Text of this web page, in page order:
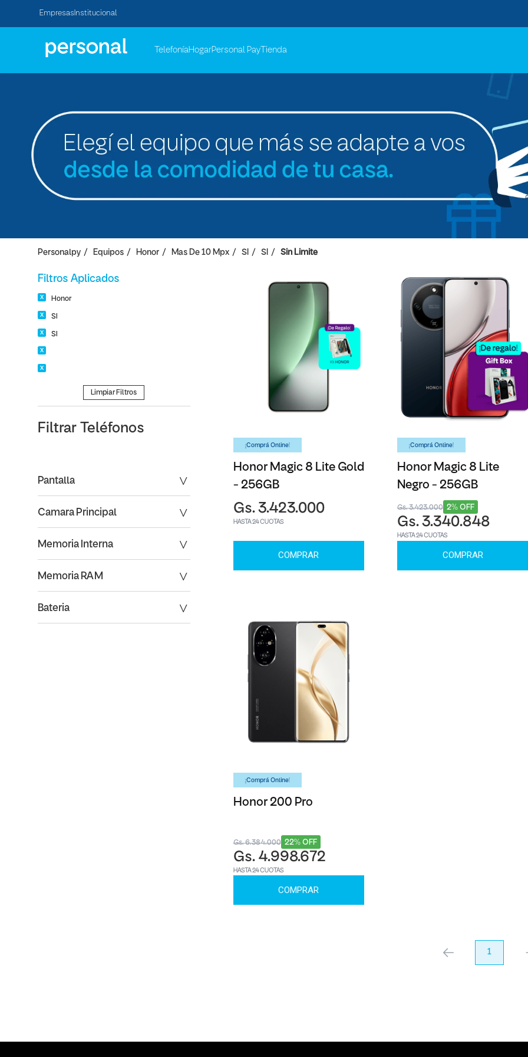
Empresas Institucional
TelefoníaHogarPersonal Pay Tienda
Personalpy Equipos Honor Mas De 10 Mpx SI SI Sin Limite
Filtros Aplicados
Honor
SI
SI
Limpiar Filtros
Filtrar Teléfonos
Pantalla
Camara Principal
Memoria RAM
Memoria Interna
Bateria
¡Comprá Online!
Honor Magic 8 Lite Gold
- 256GB
Gs. 3.423.000
HASTA 24 CUOTAS
COMPRAR
¡Comprá Online!
Honor Magic 8 Lite
Negro - 256GB
2% OFF
Gs. 3.423.000
Gs. 3.340.848
HASTA 24 CUOTAS
COMPRAR
¡Comprá Online!
Honor 200 Pro
22% OFF
Gs. 6.384.000
Gs. 4.998.672
HASTA 24 CUOTAS
COMPRAR
anterior 1